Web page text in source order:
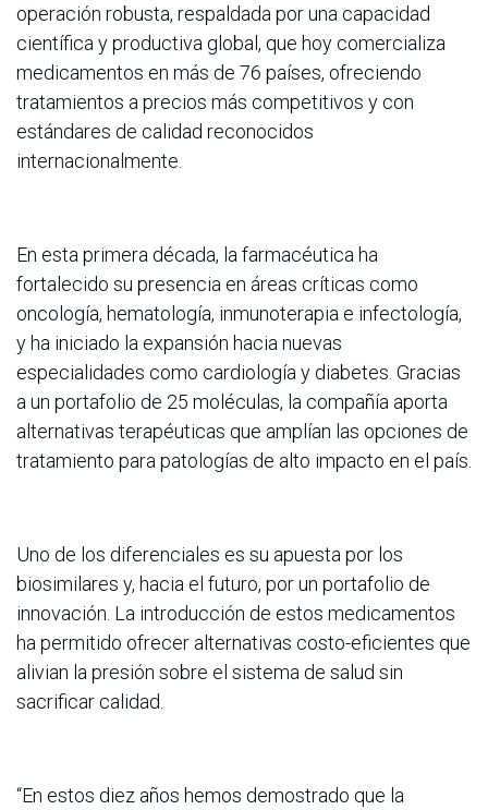
operación robusta, respaldada por una capacidad
científica y productiva global, que hoy comercializa
medicamentos en más de 76 países, ofreciendo
tratamientos a precios más competitivos y con
estándares de calidad reconocidos
internacionalmente.
En esta primera década, la farmacéutica ha
fortalecido su presencia en áreas críticas como
oncología, hematología, inmunoterapia e infectología,
y ha iniciado la expansión hacia nuevas
especialidades como cardiología y diabetes. Gracias
a un portafolio de 25 moléculas, la compañía aporta
alternativas terapéuticas que amplían las opciones de
tratamiento para patologías de alto impacto en el país.
Uno de los diferenciales es su apuesta por los
biosimilares y, hacia el futuro, por un portafolio de
innovación. La introducción de estos medicamentos
ha permitido ofrecer alternativas costo-eficientes que
alivian la presión sobre el sistema de salud sin
sacrificar calidad.
“En estos diez años hemos demostrado que la